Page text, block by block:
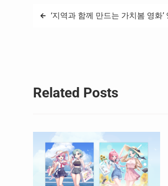
글 ‘지역과 함께 만드는 가치봄 영화
Related Posts